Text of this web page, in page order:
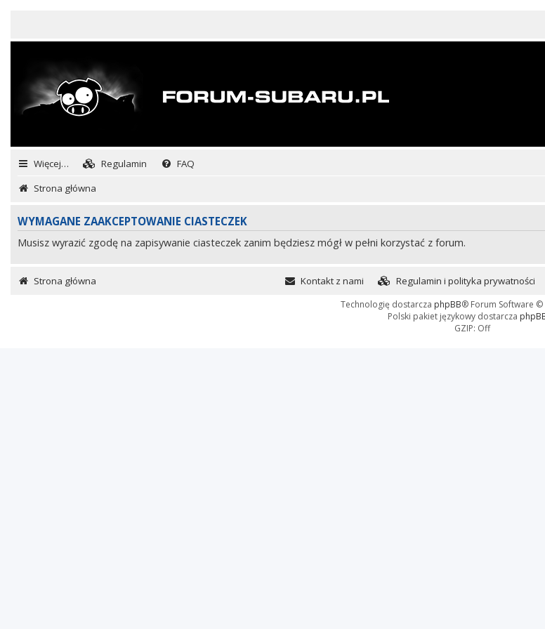
Więcej… Regulamin FAQ
Strona główna
WYMAGANE ZAAKCEPTOWANIE CIASTECZEK
Musisz wyrazić zgodę na zapisywanie ciasteczek zanim będziesz mógł w pełni korzystać z forum.
Strona główna Regulamin i polityka prywatności
Kontakt z nami
Technologię dostarcza phpBB® Forum Software
Polski pakiet językowy dostarcza
GZIP: Off